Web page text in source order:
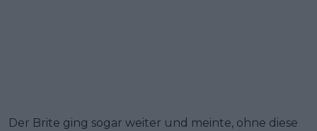
Der Brite ging sogar weiter und meinte, ohne diese